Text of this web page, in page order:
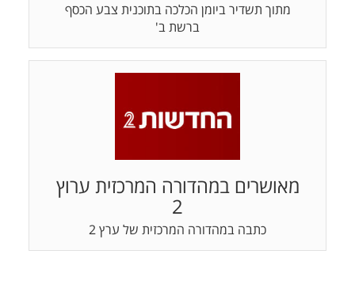
מתוך תשדיר ביומן הכלכה בתוכנית צבע הכסף
ברשת ב'
מאושרים במהדורה המרכזית ערוץ
2
כתבה במהדורה המרכזית של ערץ 2